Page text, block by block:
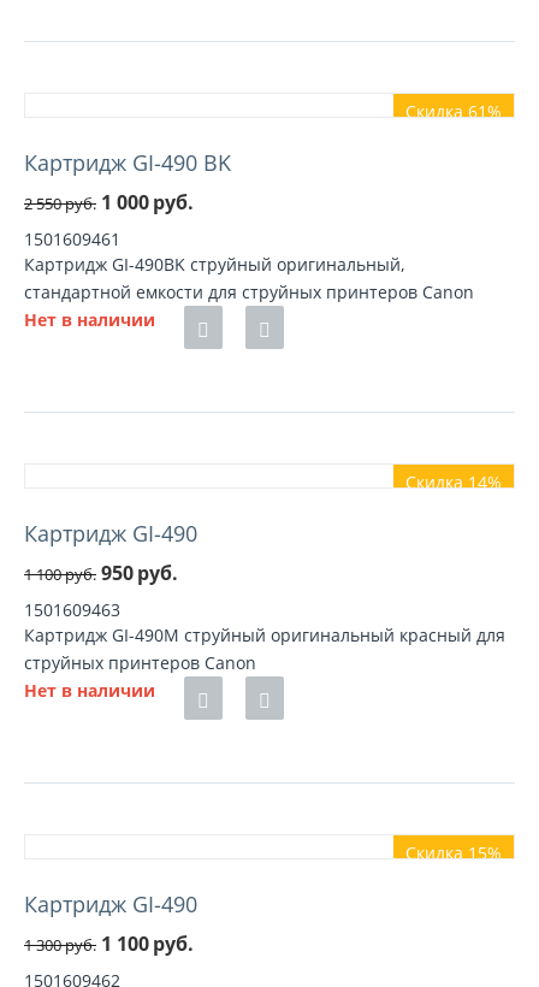
Скидка 61%
Картридж GI-490 BK
2 550руб. 1 000руб.
1501609461
Картридж GI-490BK струйный оригинальный,
стандартной емкости для струйных принтеров Canon
Нет в наличии
Скидка 14%
Картридж GI-490
1 100руб. 950руб.
1501609463
Картридж GI-490M струйный оригинальный красный для
струйных принтеров Canon
Нет в наличии
Скидка 15%
Картридж GI-490
1 300руб. 1 100руб.
1501609462